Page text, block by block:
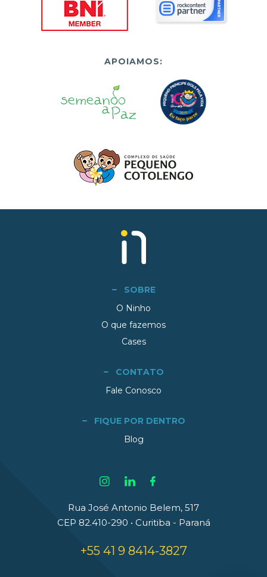
APOIAMOS:
SOBRE
O Ninho
O que fazemos
Cases
CONTATO
Fale Conosco
FIQUE POR DENTRO
Blog
Rua José Antonio Belem, 517
CEP 82.410-290 • Curitiba - Paraná
+55 41 9 8414-3827